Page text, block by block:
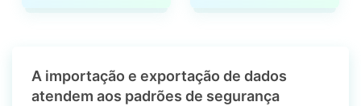
A importação e exportação de dados
atendem aos padrões de segurança